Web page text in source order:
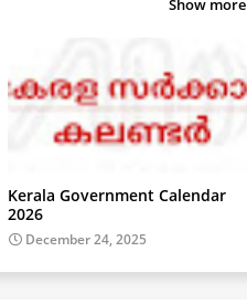
Show more
Kerala Government Calendar
2026
December 24, 2025